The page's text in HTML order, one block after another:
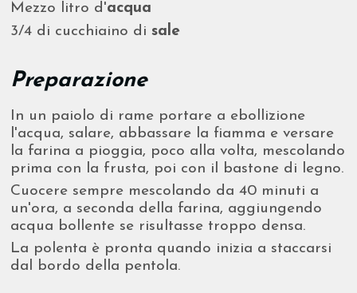
Mezzo litro d'acqua
3/4 di cucchiaino disale
Preparazione
In un paiolo di rame portare a ebollizione
l'acqua, salare, abbassare la fiamma e versare
la farina a pioggia, poco alla volta, mescolando
prima con la frusta, poi con il bastone di legno.
Cuocere sempre mescolando da 40 minuti a
un'ora, a seconda della farina, aggiungendo
acqua bollente se risultasse troppo densa.
La polenta è pronta quando inizia a staccarsi
dal bordo della pentola.